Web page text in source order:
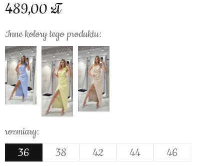
489,00
Inne kolory tego produktu:
rozmiary:
36 38 42 44 46